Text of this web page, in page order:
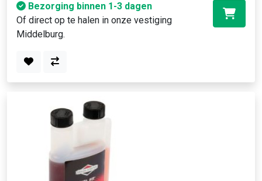
Bezorging binnen 1-3 dagen
Of direct op te halen in onze vestiging
Middelburg.